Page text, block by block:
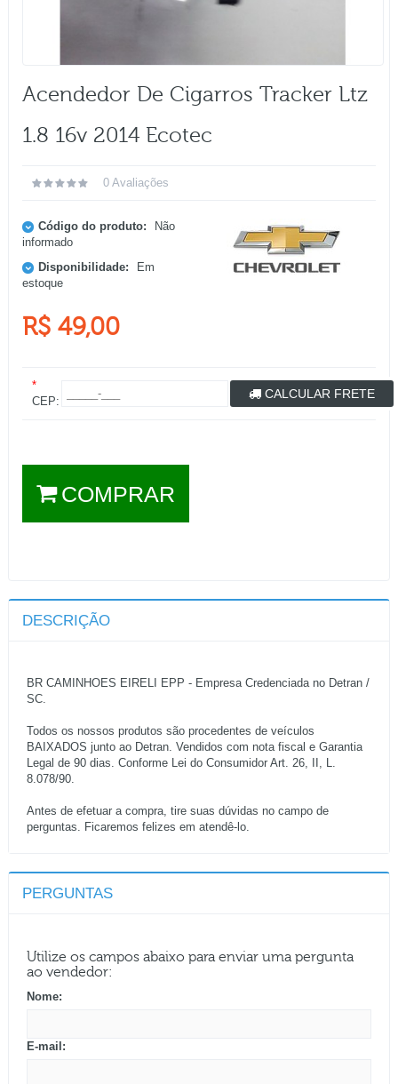
Acendedor De Cigarros Tracker Ltz
1.8 16v 2014 Ecotec
0 Avaliações
Código do produto:
Não
informado
Disponibilidade:
Em
estoque
R$ 49,00
*
CEP:
CALCULAR FRETE
COMPRAR
DESCRIÇÃO
BR CAMINHOES EIRELI EPP - Empresa Credenciada no Detran /
SC.
Todos os nossos produtos são procedentes de veículos
BAIXADOS junto ao Detran. Vendidos com nota fiscal e Garantia
Legal de 90 dias. Conforme Lei do Consumidor Art. 26, II, L.
8.078/90.
Antes de efetuar a compra, tire suas dúvidas no campo de
perguntas. Ficaremos felizes em atendê-lo.
PERGUNTAS
Utilize os campos abaixo para enviar uma pergunta
ao vendedor:
Nome:
E-mail: